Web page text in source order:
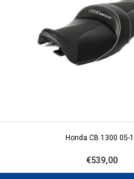
Honda CB 1300 05-
€539,00